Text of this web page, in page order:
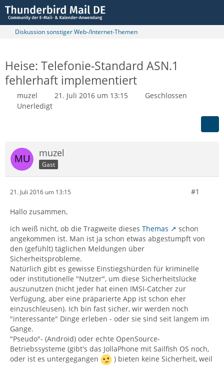
Diskussion sonstiger Web-/Internet-Themen
Heise: Telefonie-Standard ASN.1
fehlerhaft implementiert
muzel 21. Juli 2016 um 13:15
Geschlossen
Unerledigt
muzel
Gast
21. Juli 2016 um 13:15 #1
Hallo zusammen,
ich weiß nicht, ob die Tragweite dieses Themas
schon
angekommen ist. Man ist ja schon etwas abgestumpft von
den (gefühlt) täglichen Meldungen über
Sicherheitsprobleme.
Natürlich gibt es gewisse Einstiegshürden für kriminelle
oder institutionelle "Nutzer", um diese Sicherheitslücke
auszunutzen (nicht jeder hat einen IMSI-Catcher zur
Verfügung, aber eine präparierte App ist schon eher
einzuschleusen). Ich bin fast sicher, wir werden noch
"interessante" Dinge erleben - oder sie sind seit langem im
Gange.
"Pseudo"- (Android) oder echte OpenSource-
Betriebssysteme (gibt's das JollaPhone mit Sailfish OS noch,
oder ist es untergegangen
) bieten keine Sicherheit, weil